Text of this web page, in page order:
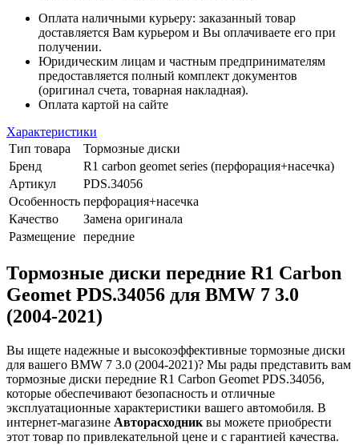
Оплата наличными курьеру: заказанный товар
доставляется Вам курьером и Вы оплачиваете его при
получении.
Юридическим лицам и частным предпринимателям
предоставляется полный комплект документов
(оригинал счета, товарная накладная).
Оплата картой на сайте
Характеристики
Тип товара
Тормозные диски
Бренд
R1 carbon geomet series (перфорация+насечка)
Артикул
PDS.34056
Особенность перфорация+насечка
Качество
Замена оригинала
Размещение передние
Тормозные диски передние R1 Carbon
Geomet PDS.34056 для BMW 7 3.0
(2004-2021)
Вы ищете надежные и высокоэффективные тормозные диски
для вашего BMW 7 3.0 (2004-2021)? Мы рады представить вам
тормозные диски передние R1 Carbon Geomet PDS.34056,
которые обеспечивают безопасность и отличные
эксплуатационные характеристики вашего автомобиля. В
интернет-магазине Авторасходник вы можете приобрести
этот товар по привлекательной цене и с гарантией качества.